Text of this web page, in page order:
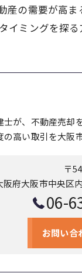
の需要が高
ミングを探る
が、不動産売却
高い取引を大阪
〒
阪府大阪市中央区
06-
お問い合